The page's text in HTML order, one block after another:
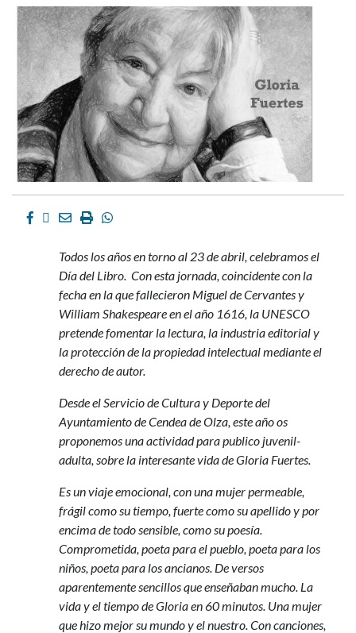
Facebook
Twitter
EmailImprimirWhatsapp
Todos los años en torno al 23 de abril, celebramos el
Día del Libro. Con esta jornada, coincidente con la
fecha en la que fallecieron Miguel de Cervantes y
William Shakespeare en el año 1616, la UNESCO
pretende fomentar la lectura, la industria editorial y
la protección de la propiedad intelectual mediante el
derecho de autor.
Desde el Servicio de Cultura y Deporte del
Ayuntamiento de Cendea de Olza, este año os
proponemos una actividad para publico juvenil-
adulta, sobre la interesante vida de Gloria Fuertes.
Es un viaje emocional, con una mujer permeable,
frágil como su tiempo, fuerte como su apellido y por
encima de todo sensible, como su poesía.
Comprometida, poeta para el pueblo, poeta para los
niños, poeta para los ancianos. De versos
aparentemente sencillos que enseñaban mucho. La
vida y el tiempo de Gloria en 60 minutos. Una mujer
que hizo mejor su mundo y el nuestro. Con canciones,